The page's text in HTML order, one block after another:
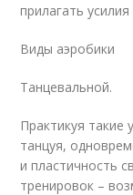
прилагать
Виды аэробики
Танцевальной.
Практикуя такие
танцуя,
и пластичность
тренировок –